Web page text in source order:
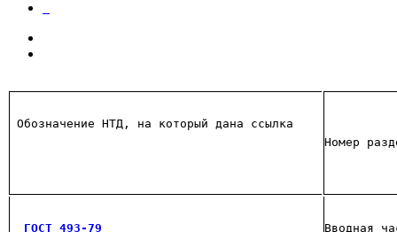
Обозначение НТД, на который дана ссылка
Номер
ГОСТ 493-79 Вводная